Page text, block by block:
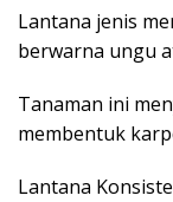
Lantana jenis
berwarna ungu
Tanaman ini
membentuk
Lantana